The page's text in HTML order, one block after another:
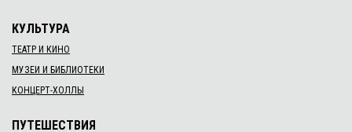
КУЛЬТУРА
ТЕАТР И КИНО
МУЗЕИ И БИБЛИОТЕКИ
КОНЦЕРТ-ХОЛЛЫ
ПУТЕШЕСТВИЯ